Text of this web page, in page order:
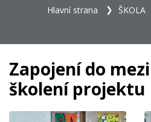
Hlavní strana ŠKOLA
Zapojení do
školení projektu